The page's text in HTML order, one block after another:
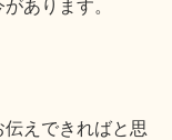
あります。
えできればと思